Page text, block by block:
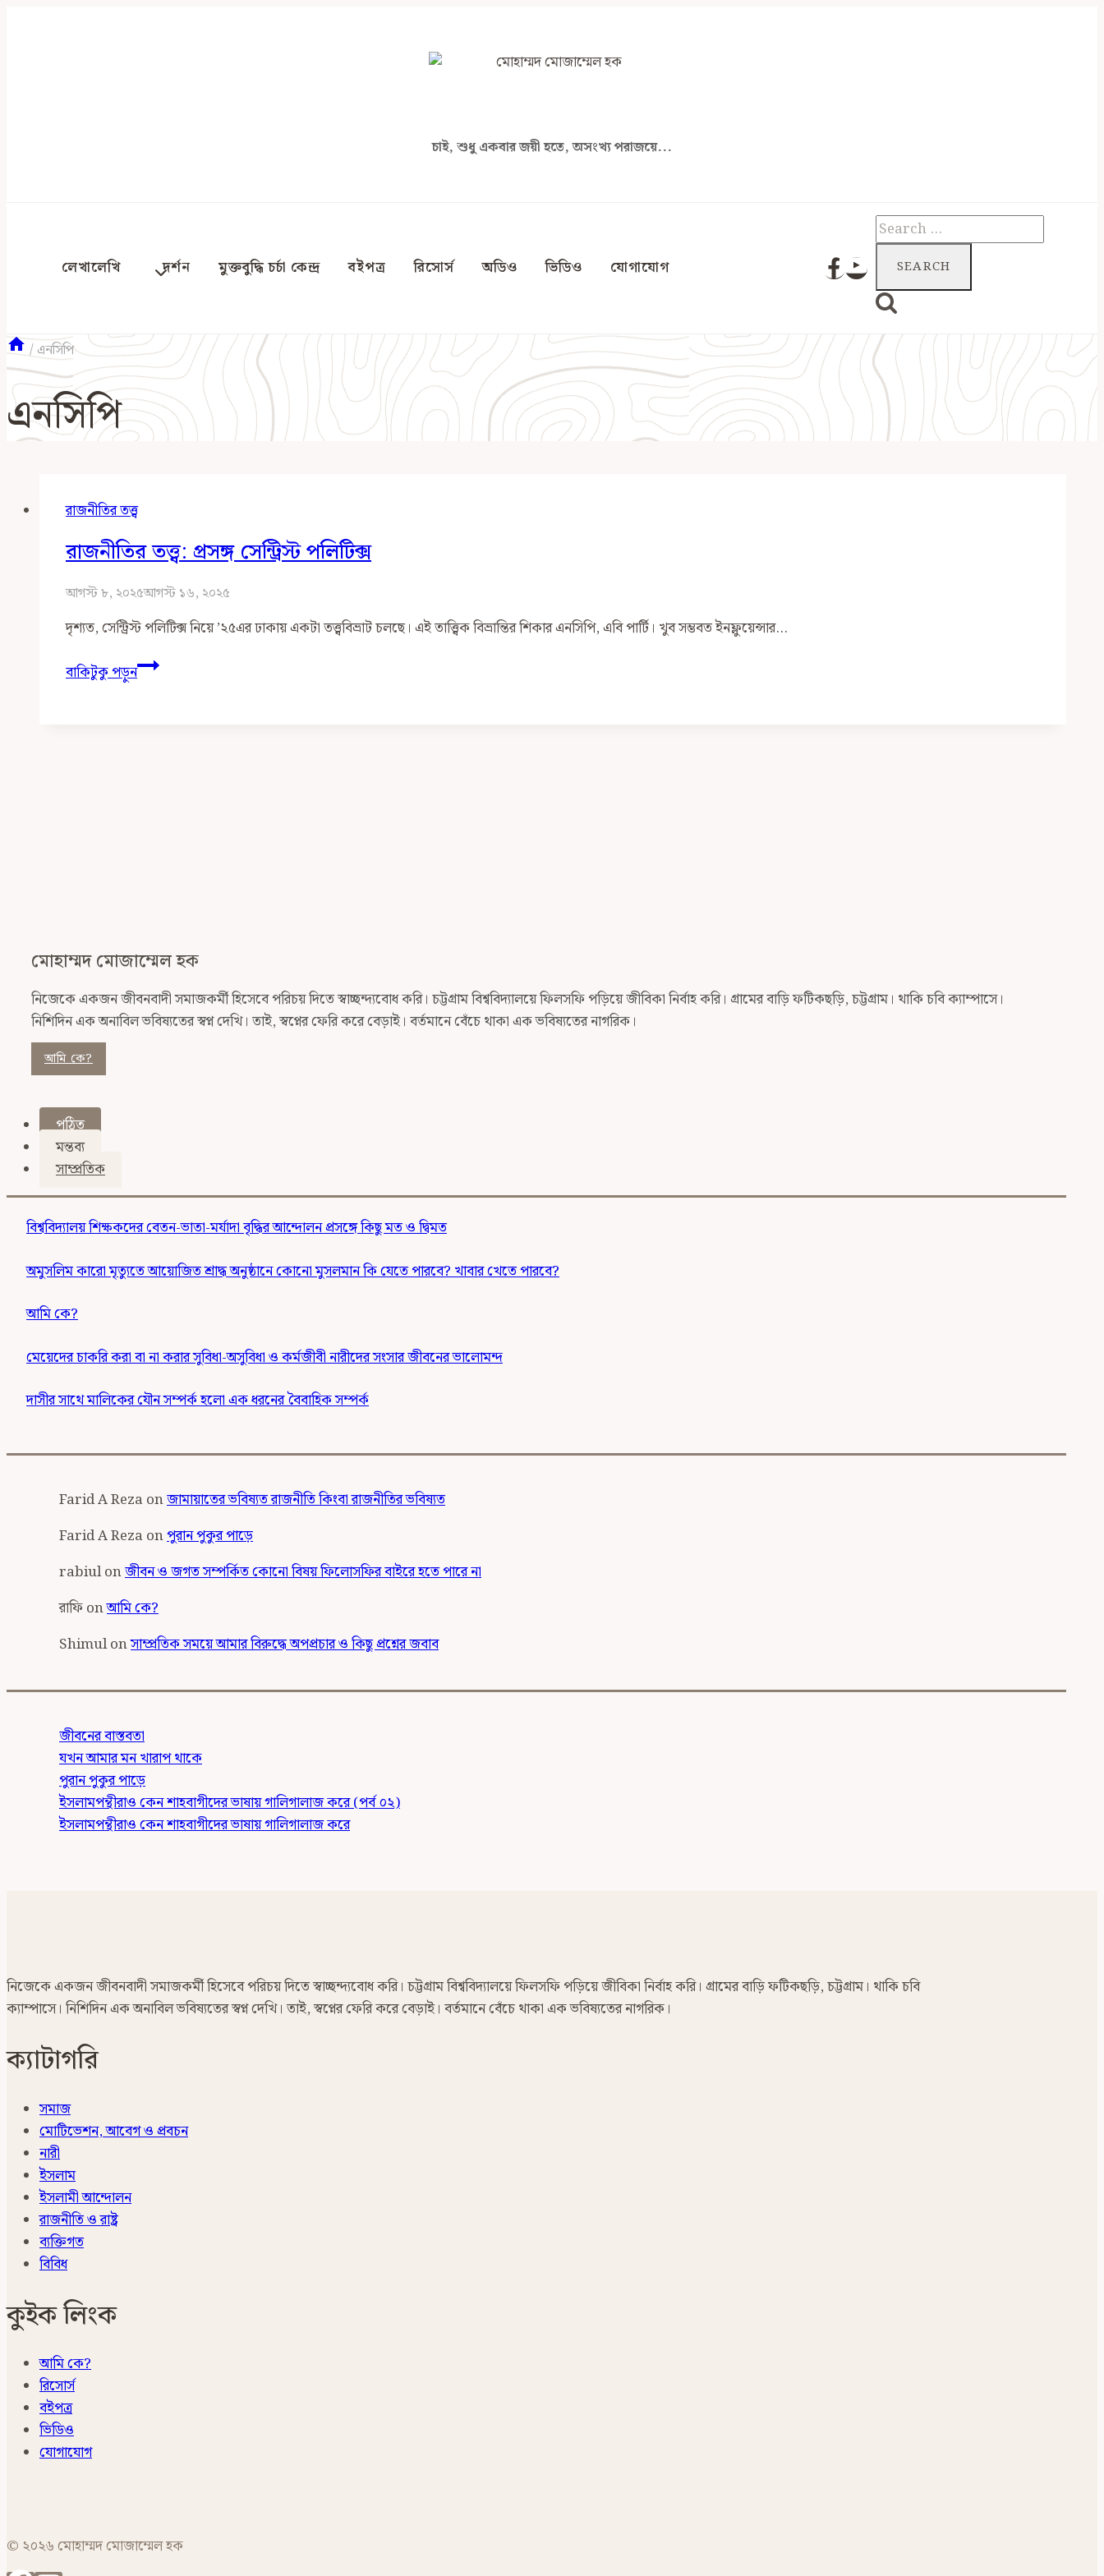
চাই, শুধু একবার জয়ী হতে, অসংখ্য পরাজয়ে...
লেখালেখি দর্শন মুক্তবুদ্ধি চর্চা কেন্দ্র বইপত্র রিসোর্স অডিও ভিডিও যোগাযোগ
Search
for:
/ এনসিপি
এনসিপি
রাজনীতির তত্ত্ব
রাজনীতির তত্ত্ব: প্রসঙ্গ সেন্ট্রিস্ট পলিটিক্স
আগস্ট ৮, ২০২৫আগস্ট ১৬, ২০২৫
দৃশ্যত, সেন্ট্রিস্ট পলিটিক্স নিয়ে ’২৫এর ঢাকায় একটা তত্ত্ববিভ্রাট চলছে। এই তাত্ত্বিক বিভ্রান্তির শিকার এনসিপি, এবি পার্টি। খুব সম্ভবত ইনফ্লুয়েন্সার…
বাকিটুকু পড়ুনরাজনীতির
তত্ত্ব:
মোহাম্মদ মোজাম্মেল হক
নিজেকে একজন জীবনবাদী সমাজকর্মী হিসেবে পরিচয় দিতে স্বাচ্ছন্দ্যবোধ করি। চট্টগ্রাম বিশ্ববিদ্যালয়ে ফিলসফি পড়িয়ে জীবিকা নির্বাহ করি। গ্রামের বাড়ি ফটিকছড়ি, চট্টগ্রাম। থাকি চবি ক্যাম্পাসে।
নিশিদিন এক অনাবিল ভবিষ্যতের স্বপ্ন দেখি। তাই, স্বপ্নের ফেরি করে বেড়াই। বর্তমানে বেঁচে থাকা এক ভবিষ্যতের নাগরিক।
আমি কে?
পঠিত
মন্তব্য
সাম্প্রতিক
বিশ্ববিদ্যালয় শিক্ষকদের বেতন-ভাতা-মর্যাদা বৃদ্ধির আন্দোলন প্রসঙ্গে কিছু মত ও দ্বিমত
অমুসলিম কারো মৃত্যুতে আয়োজিত শ্রাদ্ধ অনুষ্ঠানে কোনো মুসলমান কি যেতে পারবে? খাবার খেতে পারবে?
আমি কে?
মেয়েদের চাকরি করা বা না করার সুবিধা-অসুবিধা ও কর্মজীবী নারীদের সংসার জীবনের ভালোমন্দ
দাসীর সাথে মালিকের যৌন সম্পর্ক হলো এক ধরনের বৈবাহিক সম্পর্ক
Farid A Reza onজামায়াতের ভবিষ্যত রাজনীতি কিংবা রাজনীতির ভবিষ্যত
Farid A Reza onপুরান পুকুর পাড়ে
rabiulonজীবন ও জগত সম্পর্কিত কোনো বিষয় ফিলোসফির বাইরে হতে পারে না
রাফিonআমি কে?
Shimulonসাম্প্রতিক সময়ে আমার বিরুদ্ধে অপপ্রচার ও কিছু প্রশ্নের জবাব
জীবনের বাস্তবতা
যখন আমার মন খারাপ থাকে
পুরান পুকুর পাড়ে
ইসলামপন্থীরাও কেন শাহবাগীদের ভাষায় গালিগালাজ করে (পর্ব ০২)
ইসলামপন্থীরাও কেন শাহবাগীদের ভাষায় গালিগালাজ করে
নিজেকে একজন জীবনবাদী সমাজকর্মী হিসেবে পরিচয় দিতে স্বাচ্ছন্দ্যবোধ করি। চট্টগ্রাম বিশ্ববিদ্যালয়ে ফিলসফি পড়িয়ে জীবিকা নির্বাহ করি। গ্রামের বাড়ি ফটিকছড়ি, চট্টগ্রাম। থাকি চবি
ক্যাম্পাসে। নিশিদিন এক অনাবিল ভবিষ্যতের স্বপ্ন দেখি। তাই, স্বপ্নের ফেরি করে বেড়াই। বর্তমানে বেঁচে থাকা এক ভবিষ্যতের নাগরিক।
ক্যাটাগরি
সমাজ
মোটিভেশন, আবেগ ও প্রবচন
নারী
ইসলাম
ইসলামী আন্দোলন
রাজনীতি ও রাষ্ট্র
ব্যক্তিগত
বিবিধ
কুইক লিংক
আমি কে?
রিসোর্স
বইপত্র
ভিডিও
যোগাযোগ
© ২০২৬ মোহাম্মদ মোজাম্মেল হক